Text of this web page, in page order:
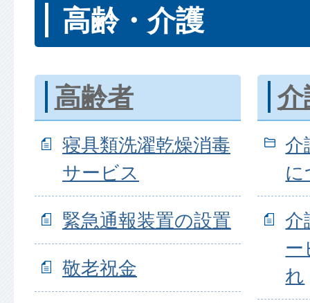
高齢・介護
高齢者
寝具類洗濯乾燥消毒
サービス
緊急通報装置の設置
敬老祝金
介
に
介
ー
れ